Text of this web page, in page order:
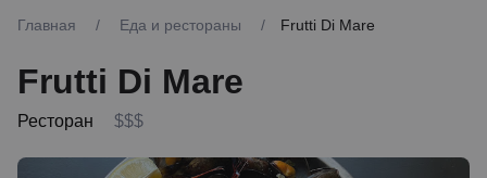
Главная / Еда и рестораны / Frutti Di Mare
Frutti Di Mare
Ресторан $$$